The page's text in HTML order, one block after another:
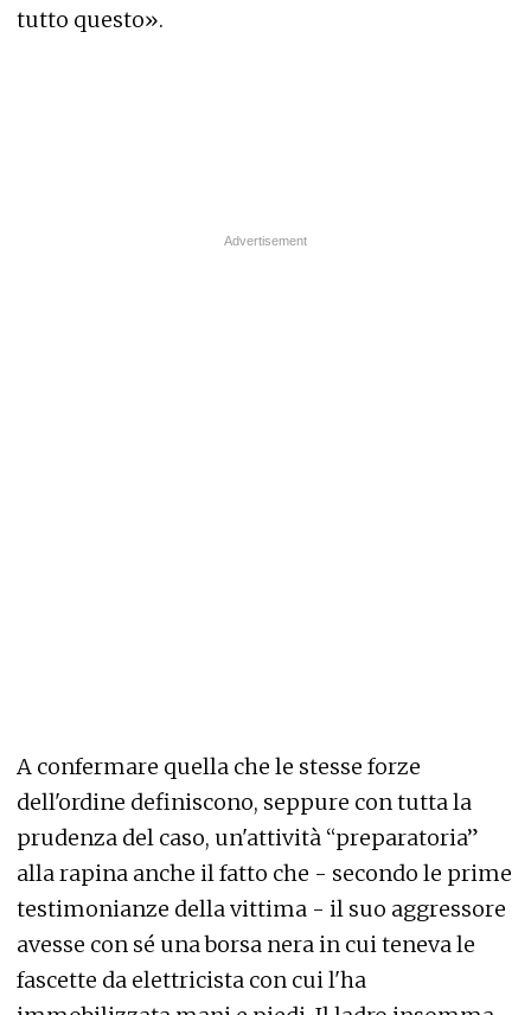
tutto questo».
A confermare quella che le stesse forze
dell'ordine definiscono, seppure con tutta la
prudenza del caso, un'attività “preparatoria”
alla rapina anche il fatto che - secondo le prime
testimonianze della vittima - il suo aggressore
avesse con sé una borsa nera in cui teneva le
fascette da elettricista con cui l'ha